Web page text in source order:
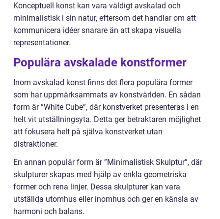
Konceptuell konst kan vara väldigt avskalad och
minimalistisk i sin natur, eftersom det handlar om att
kommunicera idéer snarare än att skapa visuella
representationer.
Populära avskalade konstformer
Inom avskalad konst finns det flera populära former
som har uppmärksammats av konstvärlden. En sådan
form är ”White Cube”, där konstverket presenteras i en
helt vit utställningsyta. Detta ger betraktaren möjlighet
att fokusera helt på själva konstverket utan
distraktioner.
En annan populär form är ”Minimalistisk Skulptur”, där
skulpturer skapas med hjälp av enkla geometriska
former och rena linjer. Dessa skulpturer kan vara
utställda utomhus eller inomhus och ger en känsla av
harmoni och balans.